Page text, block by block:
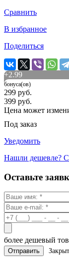
Сравнить
В избранное
Поделиться
+2.99
бонуса(ов)
299 руб.
399 руб.
Цена может
Под заказ
Уведомить
Нашли дешевле?
Оставьте
более дешевый